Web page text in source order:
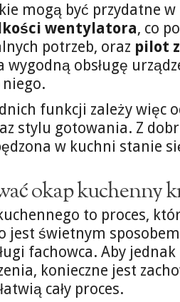
mogą być przydatne
wentylatora, co
potrzeb, oraz pilot
obsługę
funkcji zależy więc
stylu gotowania. Z
w kuchni stanie
okap kuchenny
to proces,
jest świetnym
fachowca. Aby
konieczne jest
cały proces.